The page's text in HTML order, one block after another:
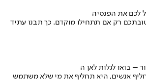
לכם את הפנסיה
רק אם תתחילו מוקדם. כך תבנו עתיד
אנשים, היא תחליף את מי שלא משתמש